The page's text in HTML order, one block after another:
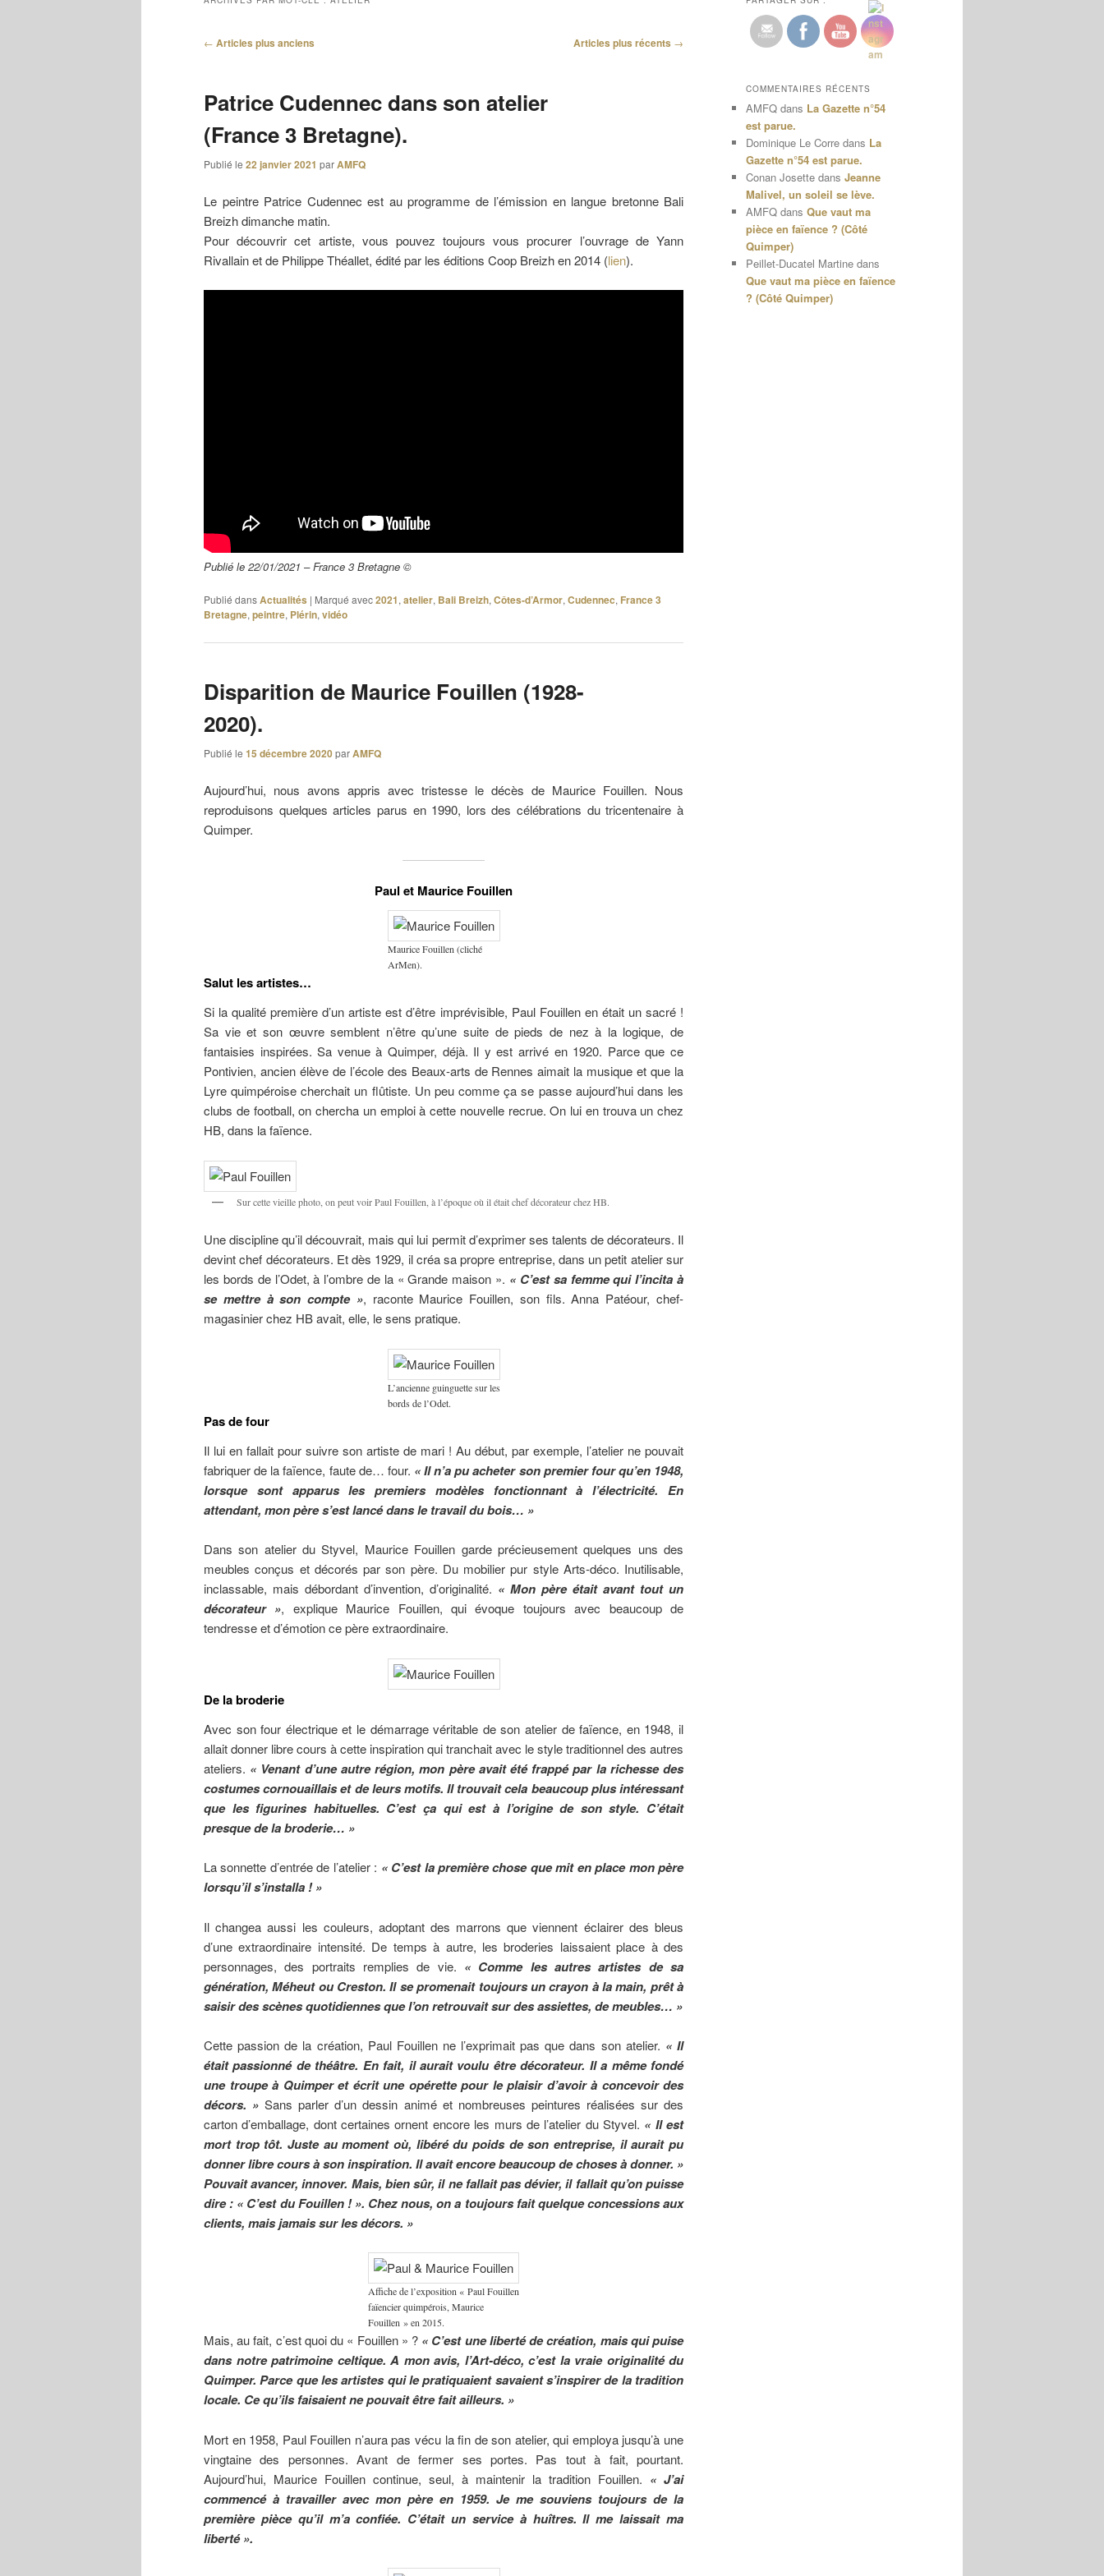
Navigation
← Articles plus anciens Articles plus récents →
Patrice Cudennec dans son atelier
(France 3 Bretagne).
Publié le 22 janvier 2021 parAMFQ
Le peintre Patrice Cudennec est au programme de l’émission en langue bretonne Bali
Breizh dimanche matin.
Pour découvrir cet artiste, vous pouvez toujours vous procurer l’ouvrage de Yann
Rivallain et de Philippe Théallet, édité par les éditions Coop Breizh en 2014 (lien).
Publié le 22/01/2021 – France 3 Bretagne ©
Publié dansActualités | Marqué avec2021,atelier, Bali Breizh,Côtes-d’Armor,Cudennec, France 3
Bretagne,peintre, Plérin,vidéo
Disparition de Maurice Fouillen (1928-
2020).
Publié le 15 décembre 2020parAMFQ
Aujourd’hui, nous avons appris avec tristesse le décès de Maurice Fouillen. Nous
reproduisons quelques articles parus en 1990, lors des célébrations du tricentenaire à
Quimper.
Paul et Maurice Fouillen
Maurice Fouillen (cliché
ArMen).
Salut les artistes…
Si la qualité première d’un artiste est d’être imprévisible, Paul Fouillen en était un sacré !
Sa vie et son œuvre semblent n’être qu’une suite de pieds de nez à la logique, de
fantaisies inspirées. Sa venue à Quimper, déjà. Il y est arrivé en 1920. Parce que ce
Pontivien, ancien élève de l’école des Beaux-arts de Rennes aimait la musique et que la
Lyre quimpéroise cherchait un flûtiste. Un peu comme ça se passe aujourd’hui dans les
clubs de football, on chercha un emploi à cette nouvelle recrue. On lui en trouva un chez
HB, dans la faïence.
Sur cette vieille photo, on peut voir Paul Fouillen, à l’époque où il était chef décorateur chez HB.
Une discipline qu’il découvrait, mais qui lui permit d’exprimer ses talents de décorateurs. Il
devint chef décorateurs. Et dès 1929, il créa sa propre entreprise, dans un petit atelier sur
les bords de l’Odet, à l’ombre de la « Grande maison ». « C’est sa femme qui l’incita à
se mettre à son compte », raconte Maurice Fouillen, son fils. Anna Patéour, chef-
magasinier chez HB avait, elle, le sens pratique.
L’ancienne guinguette sur les
bords de l’Odet.
Pas de four
Il lui en fallait pour suivre son artiste de mari ! Au début, par exemple, l’atelier ne pouvait
fabriquer de la faïence, faute de… four. « Il n’a pu acheter son premier four qu’en 1948,
lorsque sont apparus les premiers modèles fonctionnant à l’électricité. En
attendant, mon père s’est lancé dans le travail du bois… »
Dans son atelier du Styvel, Maurice Fouillen garde précieusement quelques uns des
meubles conçus et décorés par son père. Du mobilier pur style Arts-déco. Inutilisable,
inclassable, mais débordant d’invention, d’originalité. « Mon père était avant tout un
décorateur », explique Maurice Fouillen, qui évoque toujours avec beaucoup de
tendresse et d’émotion ce père extraordinaire.
De la broderie
Avec son four électrique et le démarrage véritable de son atelier de faïence, en 1948, il
allait donner libre cours à cette inspiration qui tranchait avec le style traditionnel des autres
ateliers. « Venant d’une autre région, mon père avait été frappé par la richesse des
costumes cornouaillais et de leurs motifs. Il trouvait cela beaucoup plus intéressant
que les figurines habituelles. C’est ça qui est à l’origine de son style. C’était
presque de la broderie… »
La sonnette d’entrée de l’atelier : « C’est la première chose que mit en place mon père
lorsqu’il s’installa ! »
Il changea aussi les couleurs, adoptant des marrons que viennent éclairer des bleus
d’une extraordinaire intensité. De temps à autre, les broderies laissaient place à des
personnages, des portraits remplies de vie. « Comme les autres artistes de sa
génération, Méheut ou Creston. Il se promenait toujours un crayon à la main, prêt à
saisir des scènes quotidiennes que l’on retrouvait sur des assiettes, de meubles… »
Cette passion de la création, Paul Fouillen ne l’exprimait pas que dans son atelier. « Il
était passionné de théâtre. En fait, il aurait voulu être décorateur. Il a même fondé
une troupe à Quimper et écrit une opérette pour le plaisir d’avoir à concevoir des
décors. » Sans parler d’un dessin animé et nombreuses peintures réalisées sur des
carton d’emballage, dont certaines ornent encore les murs de l’atelier du Styvel. « Il est
mort trop tôt. Juste au moment où, libéré du poids de son entreprise, il aurait pu
donner libre cours à son inspiration. Il avait encore beaucoup de choses à donner. »
Pouvait avancer, innover. Mais, bien sûr, il ne fallait pas dévier, il fallait qu’on puisse
dire : « C’est du Fouillen ! ». Chez nous, on a toujours fait quelque concessions aux
clients, mais jamais sur les décors. »
Affiche de l’exposition « Paul Fouillen
faïencier quimpérois, Maurice
Fouillen » en 2015.
Mais, au fait, c’est quoi du « Fouillen » ? « C’est une liberté de création, mais qui puise
dans notre patrimoine celtique. A mon avis, l’Art-déco, c’est la vraie originalité du
Quimper. Parce que les artistes qui le pratiquaient savaient s’inspirer de la tradition
locale. Ce qu’ils faisaient ne pouvait être fait ailleurs. »
Mort en 1958, Paul Fouillen n’aura pas vécu la fin de son atelier, qui employa jusqu’à une
vingtaine des personnes. Avant de fermer ses portes. Pas tout à fait, pourtant.
Aujourd’hui, Maurice Fouillen continue, seul, à maintenir la tradition Fouillen. « J’ai
commencé à travailler avec mon père en 1959. Je me souviens toujours de la
première pièce qu’il m’a confiée. C’était un service à huîtres. Il me laissait ma
liberté ».
COMMENTAIRES RÉCENTS
AMFQ dans La Gazette n°54
est parue.
Dominique Le Corre dans La
Gazette n°54 est parue.
Conan Josette dans Jeanne
Malivel, un soleil se lève.
AMFQ dans Que vaut ma
pièce en faïence ? (Côté
Quimper)
Peillet-Ducatel Martine dans
Que vaut ma pièce en faïence
? (Côté Quimper)